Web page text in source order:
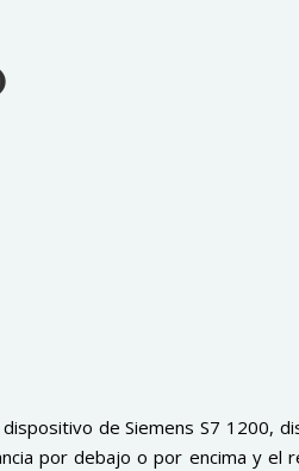
de Siemens S7 1200,
por debajo o por encima y